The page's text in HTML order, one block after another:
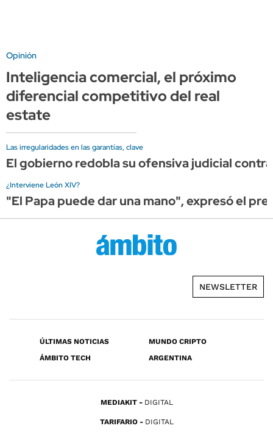
Opinión
Inteligencia comercial, el próximo
diferencial competitivo del real
estate
Las irregularidades en las garantías, clave
El gobierno redobla su ofensiva judicial
¿Interviene León XIV?
"El Papa puede dar una mano", expresó el
NEWSLETTER
ÚLTIMAS NOTICIAS
MUNDO CRIPTO
ÁMBITO TECH
ARGENTINA
MEDIAKIT DIGITAL
TARIFARIO DIGITAL